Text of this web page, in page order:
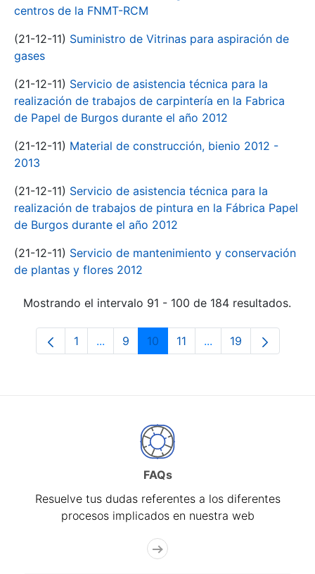
centros de la FNMT-RCM
(21-12-11) Suministro de Vitrinas para aspiración de
gases
(21-12-11) Servicio de asistencia técnica para la
realización de trabajos de carpintería en la Fabrica
de Papel de Burgos durante el año 2012
(21-12-11) Material de construcción, bienio 2012 -
2013
(21-12-11) Servicio de asistencia técnica para la
realización de trabajos de pintura en la Fábrica Papel
de Burgos durante el año 2012
(21-12-11) Servicio de mantenimiento y conservación
de plantas y flores 2012
Mostrando el intervalo 91 - 100 de 184 resultados.
Página
1 ...Páginas intermedias Use TAB para
Página
9 Página
10 Página
11 ...PáginasPágina
19
FAQs
Resuelve tus dudas referentes a los diferentes
procesos implicados en nuestra web